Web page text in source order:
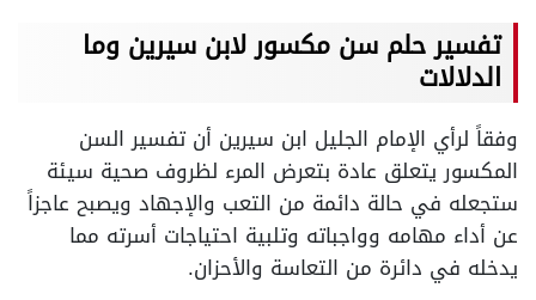
تفسير حلم سن مكسور لابن سيرين وما
الدلالات
وفقاً لرأي الإمام الجليل ابن سيرين أن تفسير السن
المكسور يتعلق عادة بتعرض المرء لظروف صحية سيئة
ستجعله في حالة دائمة من التعب والإجهاد ويصبح عاجزاً
عن أداء مهامه وواجباته وتلبية احتياجات أسرته مما
يدخله في دائرة من التعاسة والأحزان.